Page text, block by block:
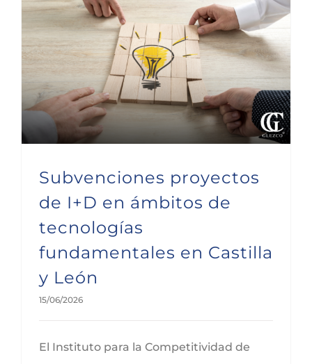
Subvenciones proyectos
de I+D en ámbitos de
tecnologías
fundamentales en Castilla
y León
15/06/2026
El Instituto para la Competitividad de